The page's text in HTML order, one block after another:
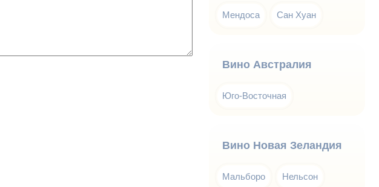
Мендоса Сан Хуан
Вино Австралия
Юго-Восточная
Вино Новая Зеландия
Мальборо Нельсон